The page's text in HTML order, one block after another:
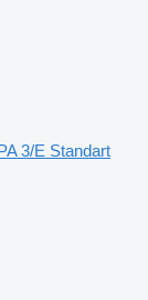
3/E Standart